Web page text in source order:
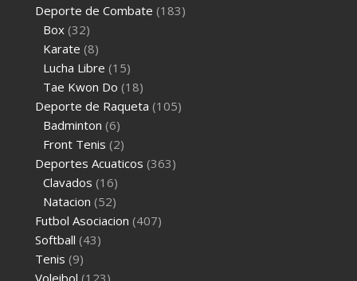
Deporte de Combate (183)
Box (32)
Karate (8)
Lucha Libre (15)
Tae Kwon Do (18)
Deporte de Raqueta (105)
Badminton (6)
Front Tenis (2)
Deportes Acuaticos (363)
Clavados (16)
Natacion (52)
Futbol Asociacion (407)
Softball (43)
Tenis (9)
Voleibol (123)